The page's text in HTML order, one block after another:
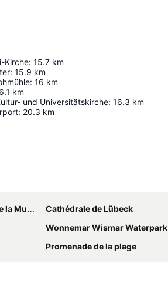
Kirche: 15.7 km
: 15.9 km
: 16 km
km
und Universitätskirche: 16.3 km
: 20.3 km
Lübeck Cathédrale de Lübeck
Wonnemar Wismar Waterpark and Spa
Promenade de la plage